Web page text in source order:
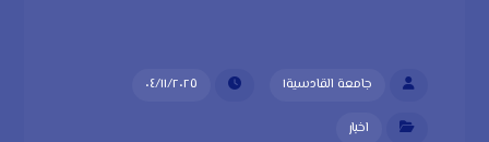
جامعة القادسية١ ٠٤/١١/٢٠٢٥
اخبار